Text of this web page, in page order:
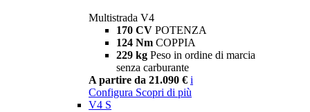
Multistrada V4
170 CV POTENZA
124 Nm COPPIA
229 kg Peso in ordine di marcia
senza carburante
A partire da 21.090 € i
Configura Scopri di più
V4 S